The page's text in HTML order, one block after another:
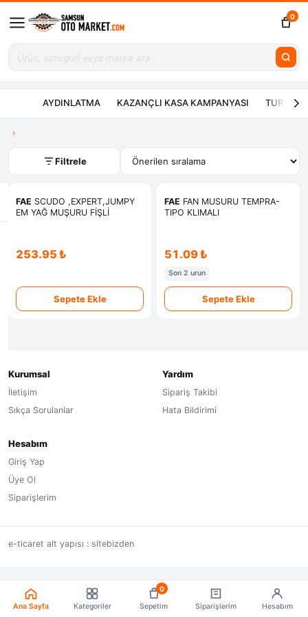
0
AYDINLATMA KAZANÇLI KASA KAMPANYASI TURBO
Filtrele
FAE SCUDO ,EXPERT,JUMPY
EM YAĞ MUŞURU FİŞLİ
253.95 ₺
Sepete Ekle
FAE FAN MUSURU TEMPRA-
TIPO KLIMALI
51.09 ₺
Son 2 urun
Sepete Ekle
Kurumsal
İletişim
Sıkça Sorulanlar
Yardım
Sipariş Takibi
Hata Bildirimi
Hesabım
Giriş Yap
Üye Ol
Siparişlerim
e-ticaret alt yapısı : sitebizden
Ana Sayfa Kategoriler
0
Sepetim Siparişlerim Hesabım